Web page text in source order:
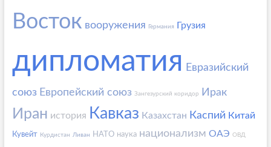
Восток вооружения Германия Грузия
дипломатия Евразийский
союз Европейский союз Зангезурский коридор Ирак
Иран история Кавказ Казахстан Каспий Китай
Кувейт Курдистан Ливан НАТО наука национализм ОАЭ ОВД